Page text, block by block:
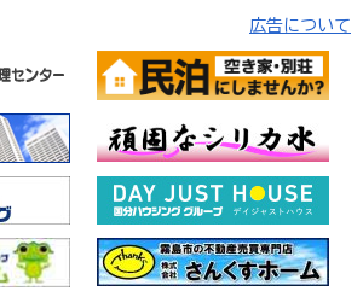
広告について